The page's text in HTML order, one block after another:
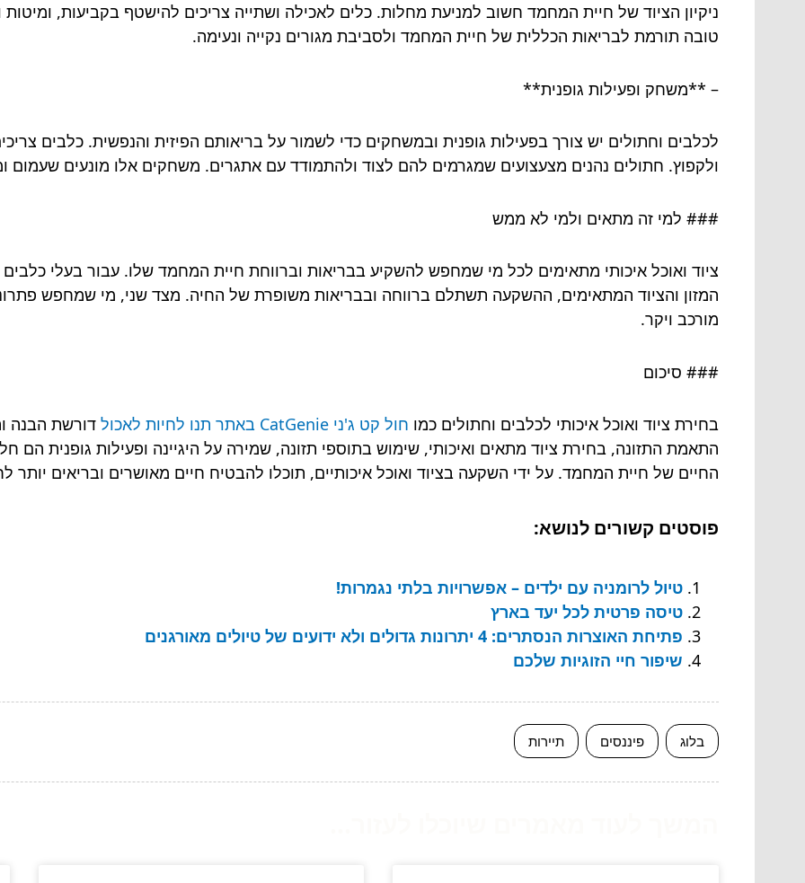
ניקיון הציוד של חיית המחמד חשוב למניעת מחלות. כלים לאכילה ושתייה צריכים להישטף בקביעות, ומיטות
טובה תורמת לבריאות הכללית של חיית המחמד ולסביבת מגורים נקייה ונעימה.
– **משחק ופעילות גופנית**
לכלבים וחתולים יש צורך בפעילות גופנית ובמשחקים כדי לשמור על בריאותם הפיזית והנפשית. כלבים
ולקפוץ. חתולים נהנים מצעצועים שמגרמים להם לצוד ולהתמודד עם אתגרים. משחקים אלו מונעים שעמום
### למי זה מתאים ולמי לא ממש
ציוד ואוכל איכותי מתאימים לכל מי שמחפש להשקיע בבריאות וברווחת חיית המחמד שלו. עבור בעלי
המזון והציוד המתאימים, ההשקעה תשתלם ברווחה ובבריאות משופרת של החיה. מצד שני, מי שמחפש
מורכב ויקר.
### סיכום
בחירת ציוד ואוכל איכותי לכלבים וחתולים כמו חול קט ג'ני CatGenie באתר תנו לחיות לאכול
דורשת הבנה
התאמת התזונה, בחירת ציוד מתאים ואיכותי, שימוש בתוספי תזונה, שמירה על היגיינה ופעילות גופנית הם
החיים של חיית המחמד. על ידי השקעה בציוד ואוכל איכותיים, תוכלו להבטיח חיים מאושרים ובריאים
פוסטים קשורים לנושא:
טיול לרומניה עם ילדים – אפשרויות בלתי נגמרות!
טיסה פרטית לכל יעד בארץ
פתיחת האוצרות הנסתרים: 4 יתרונות גדולים ולא ידועים של טיולים מאורגנים
שיפור חיי הזוגיות שלכם
בלוג פיננסים תיירות